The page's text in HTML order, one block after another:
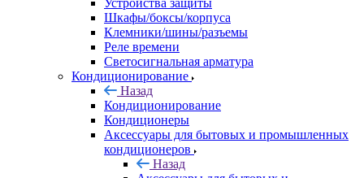
Устройства защиты
Шкафы/боксы/корпуса
Клемники/шины/разъемы
Реле времени
Светосигнальная арматура
Кондиционирование
Назад
Кондиционирование
Кондиционеры
Аксессуары для бытовых и промышленных
кондиционеров
Назад